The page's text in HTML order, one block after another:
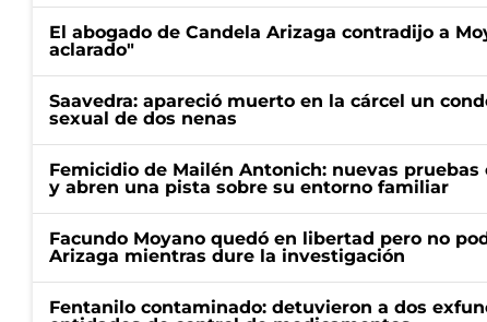
El abogado de Candela Arizaga contradijo a
aclarado"
Saavedra: apareció muerto en la cárcel un
sexual de dos nenas
Femicidio de Mailén Antonich: nuevas
y abren una pista sobre su entorno familiar
Facundo Moyano quedó en libertad pero no
Arizaga mientras dure la investigación
Fentanilo contaminado: detuvieron a dos